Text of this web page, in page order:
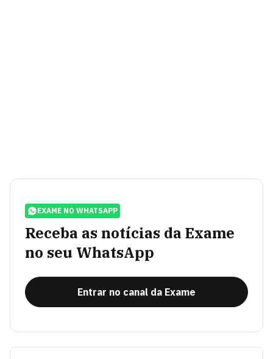
EXAME NO WHATSAPP
Receba as notícias da Exame
no seu WhatsApp
Entrar no canal da Exame